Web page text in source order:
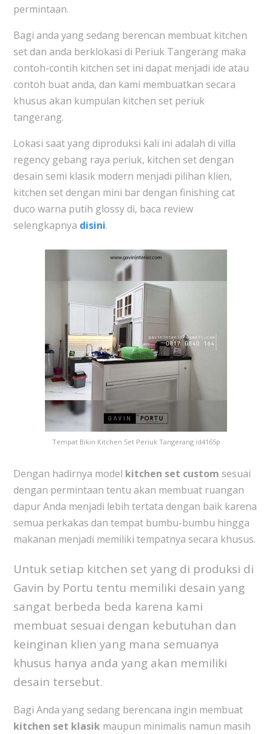
permintaan.
Bagi anda yang sedang berencan membuat kitchen
set dan anda berklokasi di Periuk Tangerang maka
contoh-contih kitchen set ini dapat menjadi ide atau
contoh buat anda, dan kami membuatkan secara
khusus akan kumpulan kitchen set periuk
tangerang.
Lokasi saat yang diproduksi kali ini adalah di villa
regency gebang raya periuk, kitchen set dengan
desain semi klasik modern menjadi pilihan klien,
kitchen set dengan mini bar dengan finishing cat
duco warna putih glossy di, baca review
selengkapnya disini.
Tempat Bikin Kitchen Set Periuk Tangerang id4165p
Dengan hadirnya model kitchen set custom sesuai
dengan permintaan tentu akan membuat ruangan
dapur Anda menjadi lebih tertata dengan baik karena
semua perkakas dan tempat bumbu-bumbu hingga
makanan menjadi memiliki tempatnya secara khusus.
Untuk setiap kitchen set yang di produksi di
Gavin by Portu tentu memiliki desain yang
sangat berbeda beda karena kami
membuat sesuai dengan kebutuhan dan
keinginan klien yang mana semuanya
khusus hanya anda yang akan memiliki
desain tersebut.
Bagi Anda yang sedang berencana ingin membuat
kitchen set klasik maupun minimalis namun masih